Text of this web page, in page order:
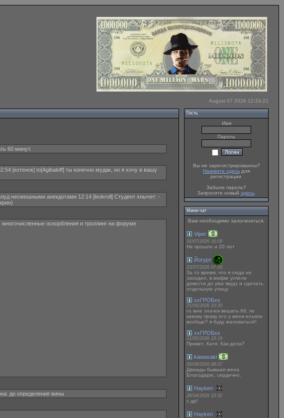
August 07 2026 12:24:21
60 минут.
[котенок] to[Agibaloff] ты конечно мудак, но я хочу в вашу
несмешными анекдотами 12:14 [leokroll] Студент хнычет: -
оскорбления и троллинг на форуме
до определения вины
Гость
Имя
Пароль
Вы не зарегистрированны?
Нажмите здесь для
регистрации.
Забыли пароль?
Запросите новый здесь.
Мини-чат
Вам необходимо залогиниться.
Viper
31/07/2026 16:09
Не прошло и 20 лет
Йогурт
23/07/2026 07:43
За то время, что я сюда не
заходил, в мафке успели
довести до ума якудз и сделать
отдельную улицу
ххГРОБхх
21/05/2026 10:20
го мне значок вешать бб, по
какому праву его у меня изъяли
вообще? я буду жаловаться!!
ххГРОБхх
21/05/2026 10:19
Привет, Катя. Как дела?
kawasaki
30/04/2026 08:07
Дважды бывшая жена.
Благодарю, сердечно.
Hayken
28/04/2026 10:32
с др!
Hayken